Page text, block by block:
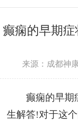
癫痫的早期
来源：成都神
癫痫的早期症
生解答!对于这